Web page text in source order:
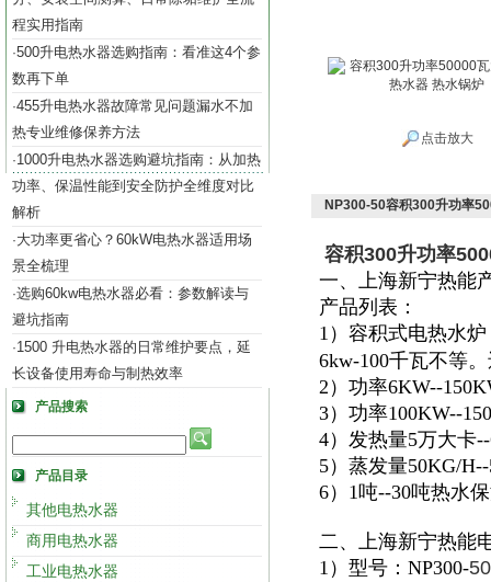
程实用指南
·500升电热水器选购指南：看准这4个参
数再下单
·455升电热水器故障常见问题漏水不加
热专业维修保养方法
·1000升电热水器选购避坑指南：从加热
功率、保温性能到安全防护全维度对比
解析
·大功率更省心？60kW电热水器适用场
景全梳理
·选购60kw电热水器必看：参数解读与
避坑指南
·1500 升电热水器的日常维护要点，延
长设备使用寿命与制热效率
产品搜索
产品目录
其他电热水器
商用电热水器
工业电热水器
点击放大
NP300-50容积300升功率
容积300升功率
一、上海新宁热能
产品列表：
1）容积式电热水
6kw-100千瓦不等
2）功率6KW--
3）功率100KW--
4）发热量5万大卡
5）蒸发量50KG/
6）1吨--30吨热水
二、上海新宁热能
1）型号：NP300-50